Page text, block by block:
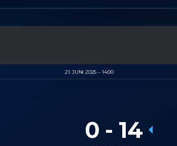
21. JUNI 2025 14:00
0 - 14